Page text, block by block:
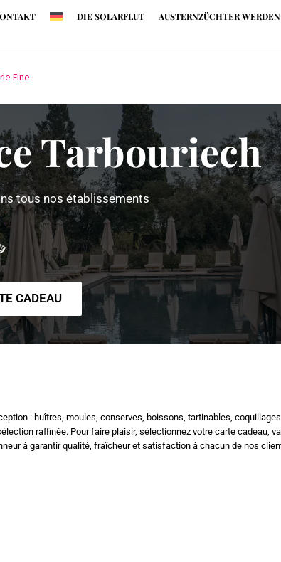
DIE SOLARFLUT AUSTERNZÜCHTER WERDEN
Fine
Tarbouriech
tous nos établissements
CADEAU
: huîtres, moules, conserves, boissons, tartinables,
raffinée. Pour faire plaisir, sélectionnez votre carte cadeau,
à garantir qualité, fraîcheur et satisfaction à chacun de nos